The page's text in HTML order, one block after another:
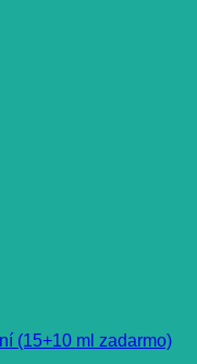
(15+10 ml zadarmo)